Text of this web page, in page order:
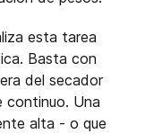
esta tarea
Basta con
del secador
continuo. Una
alta - o que